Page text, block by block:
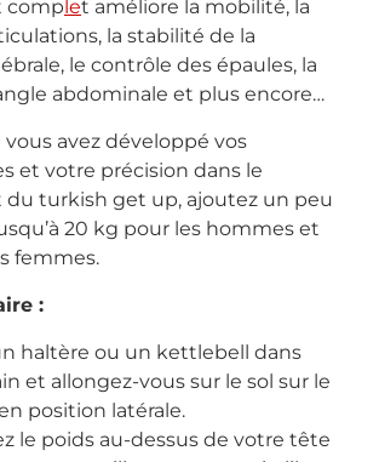
comp let améliore la mobilité, la
la stabilité de la
le contrôle des épaules, la
abdominale et plus encore…
avez développé vos
et votre précision dans le
turkish get up, ajoutez un peu
20 kg pour les hommes et
femmes.
:
haltère ou un kettlebell dans
et allongez-vous sur le sol sur le
position latérale.
le poids au-dessus de votre tête